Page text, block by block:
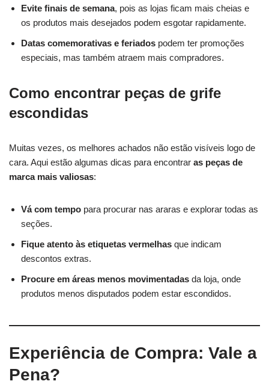
Evite finais de semana, pois as lojas ficam mais cheias e
os produtos mais desejados podem esgotar rapidamente.
Datas comemorativas e feriados podem ter promoções
especiais, mas também atraem mais compradores.
Como encontrar peças de grife
escondidas
Muitas vezes, os melhores achados não estão visíveis logo de
cara. Aqui estão algumas dicas para encontrar as peças de
marca mais valiosas:
Vá com tempo para procurar nas araras e explorar todas as
seções.
Fique atento às etiquetas vermelhas que indicam
descontos extras.
Procure em áreas menos movimentadas da loja, onde
produtos menos disputados podem estar escondidos.
Experiência de Compra: Vale a
Pena?